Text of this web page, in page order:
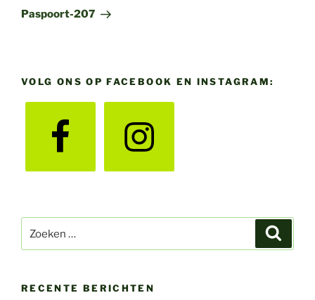
bericht
Paspoort-207
VOLG ONS OP FACEBOOK EN INSTAGRAM:
naar:
RECENTE BERICHTEN